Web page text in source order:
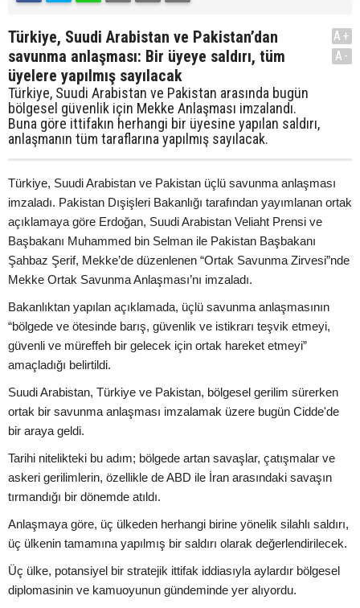
Türkiye, Suudi Arabistan ve Pakistan’dan
savunma anlaşması: Bir üyeye saldırı, tüm
üyelere yapılmış sayılacak
Türkiye, Suudi Arabistan ve Pakistan arasında bugün
bölgesel güvenlik için Mekke Anlaşması imzalandı.
Buna göre ittifakın herhangi bir üyesine yapılan saldırı,
anlaşmanın tüm taraflarına yapılmış sayılacak.
A+
A-
Türkiye, Suudi Arabistan ve Pakistan üçlü savunma anlaşması
imzaladı. Pakistan Dışişleri Bakanlığı tarafından yayımlanan ortak
açıklamaya göre Erdoğan, Suudi Arabistan Veliaht Prensi ve
Başbakanı Muhammed bin Selman ile Pakistan Başbakanı
Şahbaz Şerif, Mekke’de düzenlenen “Ortak Savunma Zirvesi”nde
Mekke Ortak Savunma Anlaşması’nı imzaladı.
Bakanlıktan yapılan açıklamada, üçlü savunma anlaşmasının
“bölgede ve ötesinde barış, güvenlik ve istikrarı teşvik etmeyi,
güvenli ve müreffeh bir gelecek için ortak hareket etmeyi”
amaçladığı belirtildi.
Suudi Arabistan, Türkiye ve Pakistan, bölgesel gerilim sürerken
ortak bir savunma anlaşması imzalamak üzere bugün Cidde'de
bir araya geldi.
Tarihi nitelikteki bu adım; bölgede artan savaşlar, çatışmalar ve
askeri gerilimlerin, özellikle de ABD ile İran arasındaki savaşın
tırmandığı bir dönemde atıldı.
Anlaşmaya göre, üç ülkeden herhangi birine yönelik silahlı saldırı,
üç ülkenin tamamına yapılmış bir saldırı olarak değerlendirilecek.
Üç ülke, potansiyel bir stratejik ittifak iddiasıyla aylardır bölgesel
diplomasinin ve kamuoyunun gündeminde yer alıyordu.